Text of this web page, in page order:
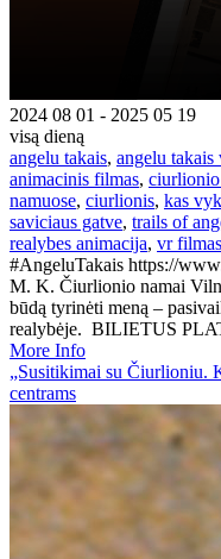
2024 08 01 - 2025 05 19
visą dieną
angelu takais, angelu
animacinis filmas,
namuose, ciurlionis, kas
saviciaus gatve, trails of
realybes animacija, vr filmas
#AngeluTakais https://
M. K. Čiurlionio namai
būdą tyrinėti meną –
realybėje. BILIETUS
More Info
„Susitikimai su Čiurlioniu.
centrams